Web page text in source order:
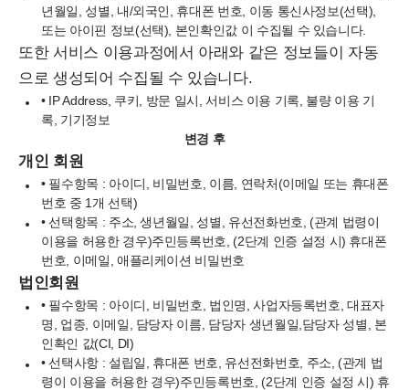
년월일, 성별, 내/외국인, 휴대폰 번호, 이동 통신사정보(선택),
또는 아이핀 정보(선택), 본인확인값 이 수집될 수 있습니다.
또한 서비스 이용과정에서 아래와 같은 정보들이 자동
으로 생성되어 수집될 수 있습니다.
• IP Address, 쿠키, 방문 일시, 서비스 이용 기록, 불량 이용 기
록, 기기정보
변경 후
개인 회원
• 필수항목 : 아이디, 비밀번호, 이름, 연락처(이메일 또는 휴대폰
번호 중 1개 선택)
• 선택항목 : 주소, 생년월일, 성별 유선전화번호 , (관계 법령이
이용을 허용한 경우)주민등록번호, (2단계 인증 설정 시) 휴대폰
번호 이메일 애플리케이션 비밀번호
법인회원
• 필수항목 : 아이디, 비밀번호, 법인명, 사업자등록번호, 대표자
명, 업종, 이메일, 담당자 이름, 담당자 생년월일,담당자 성별, 본
인확인 값(CI, DI)
• 선택사항 : 설립일, 휴대폰 번호 유선전화번호 주소 , (관계 법
령이 이용을 허용한 경우)주민등록번호, (2단계 인증 설정 시) 휴